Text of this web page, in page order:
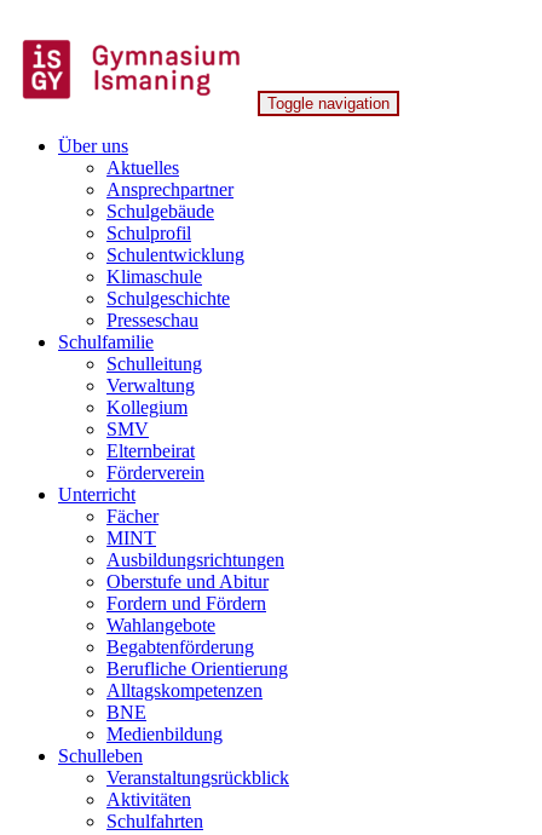
to
content
Gymnasium Ismaning
Toggle navigation
Über uns
Aktuelles
Ansprechpartner
Schulgebäude
Schulprofil
Schulentwicklung
Klimaschule
Schulgeschichte
Presseschau
Schulfamilie
Schulleitung
Verwaltung
Kollegium
SMV
Elternbeirat
Förderverein
Unterricht
Fächer
MINT
Ausbildungsrichtungen
Oberstufe und Abitur
Fordern und Fördern
Wahlangebote
Begabtenförderung
Berufliche Orientierung
Alltagskompetenzen
BNE
Medienbildung
Schulleben
Veranstaltungsrückblick
Aktivitäten
Schulfahrten